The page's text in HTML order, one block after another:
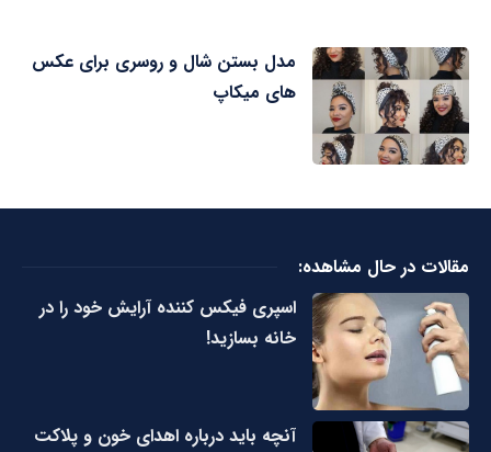
مدل بستن شال و روسری برای عکس
های میکاپ
مقالات در حال مشاهده:
اسپری فیکس کننده آرایش خود را در
خانه بسازید!
آنچه باید درباره اهدای خون و پلاکت